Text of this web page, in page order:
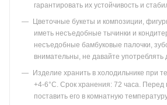
гарантировать их устойчивость и
Цветочные букеты и композиции,
иметь несъедобные тычинки и
несъедобные бамбуковые палочки,
внимательны, не давайте употреблять
Изделие хранить в холодильнике при
+4-6°С. Срок хранения: 72 часа. Перед
поставить его в комнатную